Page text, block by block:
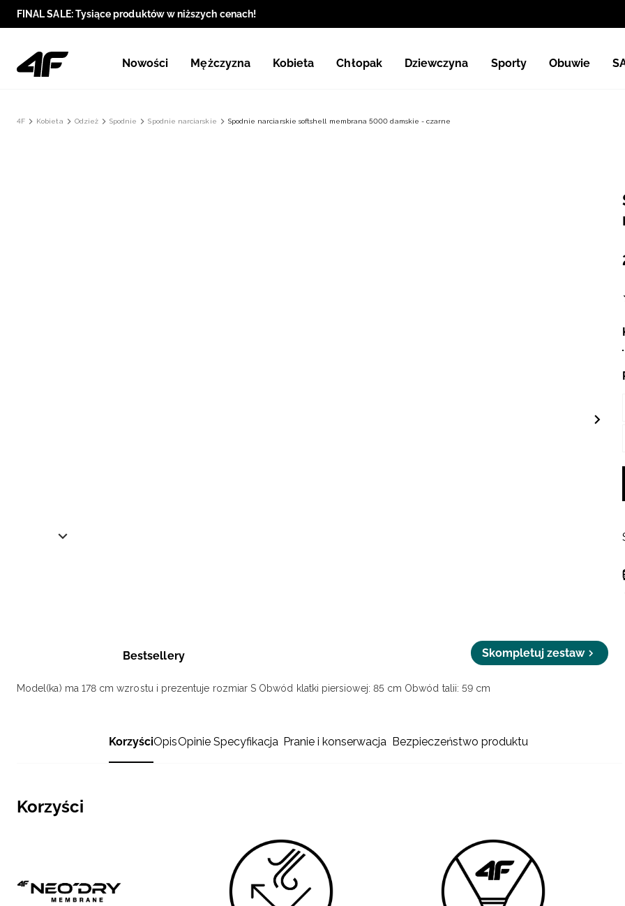
FINAL SALE: Tysiące produktów w niższych cenach!
Nowości Mężczyzna Kobieta Chłopak Dziewczyna Sporty Obuwie
4F Kobieta Odzież Spodnie Spodnie narciarskie Spodnie narciarskie softshell membrana 5000 damskie - czarne
Bestsellery Skompletuj zestaw
Model(ka) ma 178 cm wzrostu i prezentuje rozmiar S Obwód klatki piersiowej: 85 cm Obwód talii: 59 cm
KorzyściOpisOpinie Specyfikacja Pranie i konserwacja Bezpieczeństwo produktu
Korzyści